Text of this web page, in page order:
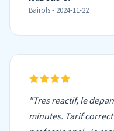
Bairols - 2024-11-22
"Tres reactif, le
minutes. Tarif